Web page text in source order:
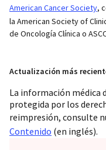
American Cancer Society,
la American Society of
de Oncología Clínica o
Actualización más
La información médica
protegida por los
reimpresión, consulte
Contenido (en inglés).